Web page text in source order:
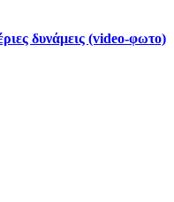
δυνάμεις (video-φωτο)